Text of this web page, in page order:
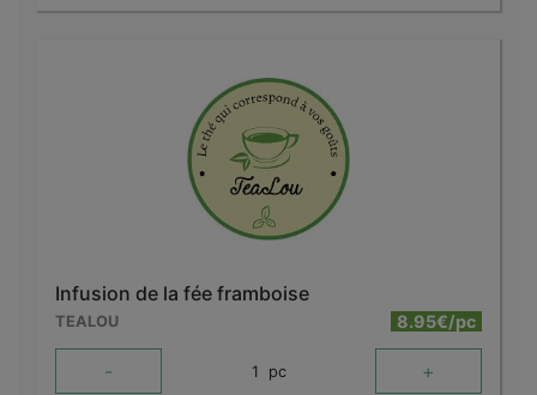
Infusion de la fée framboise
TEALOU 8.95€/pc
- 1 pc +